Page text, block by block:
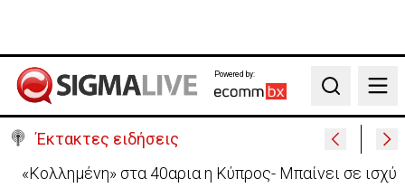
Powered by:
Search
Έκτακτες ειδήσεις
Ο Τραμπ υπόσχεται ξανά ότι «ο πόλεμος με το Ιράν